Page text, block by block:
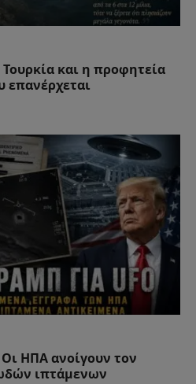
Τουρκία και η προφητεία
επανέρχεται
ΗΠΑ ανοίγουν τον
ιπτάμενων